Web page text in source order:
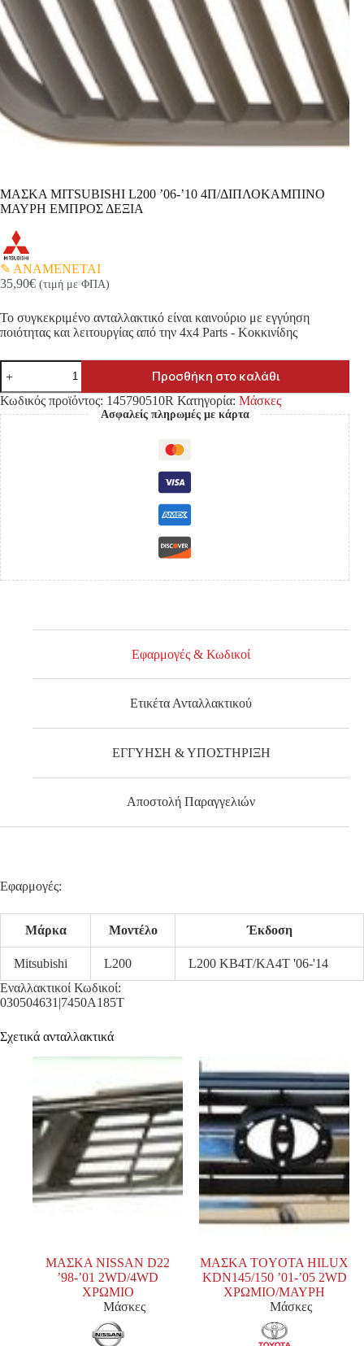
ΜΑΣΚΑ MITSUBISHI L200 ’06-’10 4Π/ΔΙΠΛΟΚΑΜΠΙΝΟ
ΜΑΥΡΗ ΕΜΠΡΟΣ ΔΕΞΙΑ
ΑΝΑΜΕΝΕΤΑΙ
35,90€ (τιμή με ΦΠΑ)
Το συγκεκριμένο ανταλλακτικό είναι καινούριο με εγγύηση
ποιότητας και λειτουργίας από την 4x4 Parts - Κοκκινίδης
ΜΑΣΚΑ
MITSUBISHI
L200
'06-
'10
4Π/
ΔΙΠΛΟΚΑΜΠΙΝΟ
ΜΑΥΡΗ
ΕΜΠΡΟΣ
ΔΕΞΙΑ
ποσότητα
Προσθήκη στο καλάθι
Κωδικός προϊόντος: 145790510R Κατηγορία: Μάσκες
Ασφαλείς πληρωμές με κάρτα
Εφαρμογές & Κωδικοί
Ετικέτα Ανταλλακτικού
ΕΓΓΥΗΣΗ & ΥΠΟΣΤΗΡΙΞΗ
Αποστολή Παραγγελιών
Εφαρμογές:
Μάρκα Μοντέλο Έκδοση
Mitsubishi L200
L200 KB4T/KA4T '06-'14
Εναλλακτικοί Κωδικοί:
030504631|7450A185T
Σχετικά ανταλλακτικά
ΜΑΣΚΑ NISSAN D22
’98-’01 2WD/4WD
ΧΡΩΜΙΟ
Μάσκες
ΜΑΣΚΑ TOYOTA HILUX
KDN145/150 ’01-’05 2WD
ΧΡΩΜΙΟ/ΜΑΥΡΗ
Μάσκες